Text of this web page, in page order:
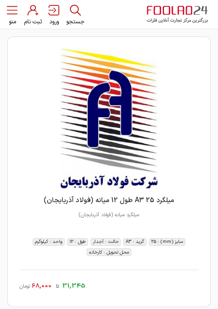
جستجو ورود ثبت نام منو
میلگرد 25 A3 طول 12 میانه (فولاد آذربایجان)
میلگرد میانه (فولاد آذربایجان)
سایز (mm) : 25 گرید : A3 حالت : آجدار طول : 12
واحد : کیلوگرم
محل تحویل : کارخانه
31,345 تا 68,000 تومان